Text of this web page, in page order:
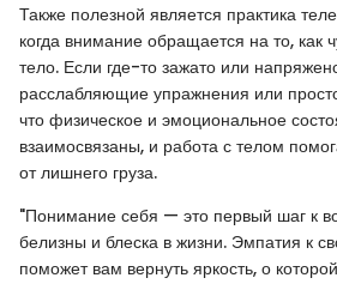
Также полезной является практика
когда внимание обращается на то, как
тело. Если где-то зажато или
расслабляющие упражнения или
что физическое и эмоциональное
взаимосвязаны, и работа с телом
от лишнего груза.
"Понимание себя — это первый шаг к
белизны и блеска в жизни. Эмпатия к
поможет вам вернуть яркость, о